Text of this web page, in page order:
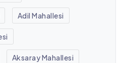
Adil Mahallesi
Aksaray Mahallesi